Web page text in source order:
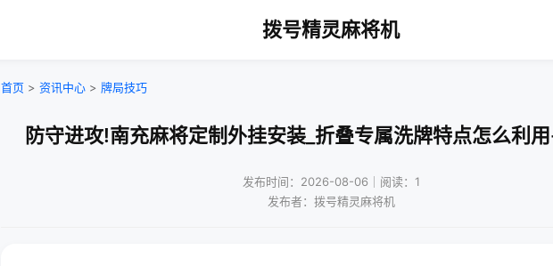
拨号精灵麻将机
首页 > 资讯中心 > 牌局技巧
防守进攻!南充麻将定制外挂安装_折叠专属洗牌特点怎么利
发布时间：2026-08-06｜阅读：1
发布者：拨号精灵麻将机